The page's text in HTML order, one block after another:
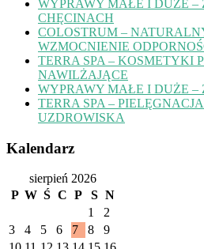
WYPRAWY MAŁE I DUŻE
CHĘCINACH
COLOSTRUM –
WZMOCNIENIE
TERRA SPA – KOSMETYKI
NAWILŻAJĄCE
WYPRAWY MAŁE I DUŻE –
TERRA SPA –
UZDROWISKA
Kalendarz
sierpień 2026
P W Ś C P S N
1
2
3
4 5 6 7 8
9